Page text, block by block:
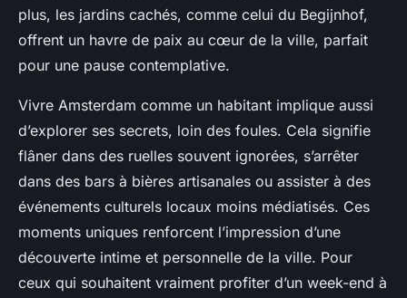
plus, les jardins cachés, comme celui du Begijnhof,
offrent un havre de paix au cœur de la ville, parfait
pour une pause contemplative.
Vivre Amsterdam comme un habitant implique aussi
d’explorer ses secrets, loin des foules. Cela signifie
flâner dans des ruelles souvent ignorées, s’arrêter
dans des bars à bières artisanales ou assister à des
événements culturels locaux moins médiatisés. Ces
moments uniques renforcent l’impression d’une
découverte intime et personnelle de la ville. Pour
ceux qui souhaitent vraiment profiter d’un week-end à